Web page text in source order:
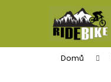
Domů
í
Zpět
do
obchodu
Zpět
do
obchodu